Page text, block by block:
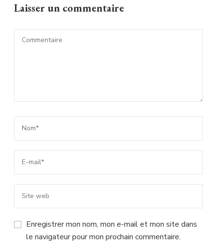
Laisser un commentaire
Enregistrer mon nom, mon e-mail et mon site dans
le navigateur pour mon prochain commentaire.